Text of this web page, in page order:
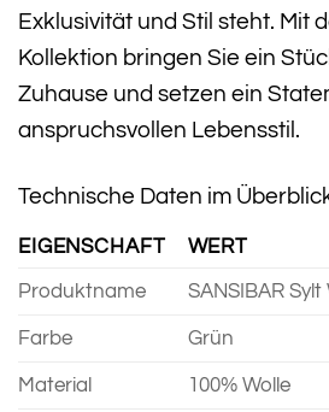
Exklusivität und Stil steht. Mit
Kollektion bringen Sie ein
Zuhause und setzen ein
anspruchsvollen Lebensstil.
Technische Daten im
EIGENSCHAFT WERT
Produktname SANSIBAR
Farbe Grün
Material 100% Wolle